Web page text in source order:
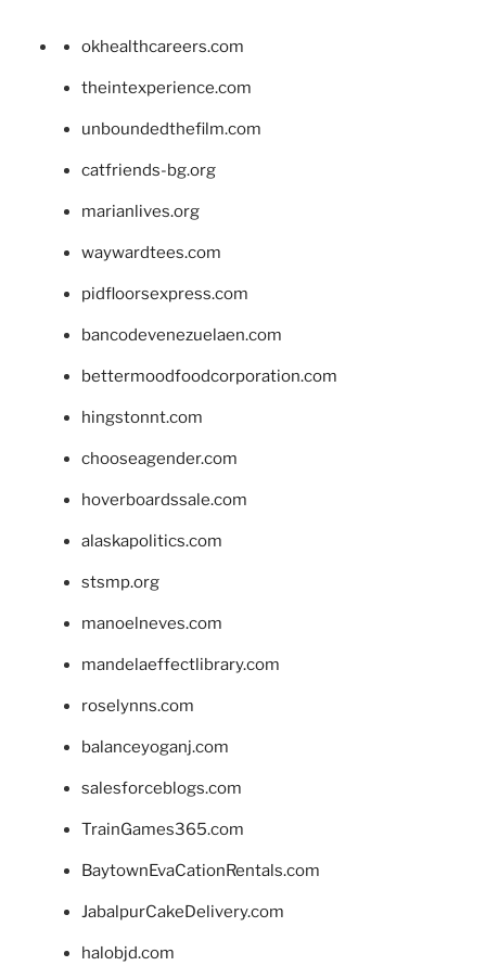
okhealthcareers.com
theintexperience.com
unboundedthefilm.com
catfriends-bg.org
marianlives.org
waywardtees.com
pidfloorsexpress.com
bancodevenezuelaen.com
bettermoodfoodcorporation.com
hingstonnt.com
chooseagender.com
hoverboardssale.com
alaskapolitics.com
stsmp.org
manoelneves.com
mandelaeffectlibrary.com
roselynns.com
balanceyoganj.com
salesforceblogs.com
TrainGames365.com
BaytownEvaCationRentals.com
JabalpurCakeDelivery.com
halobjd.com